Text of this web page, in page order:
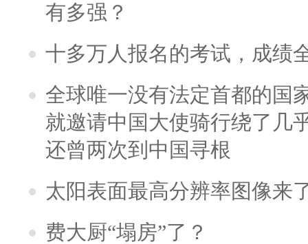
有多强？
十多万人报名的考试，成绩
全球唯一没有法定首都的国
就邀请中国大使骑行绕了几
还曾两次到中国寻根
太阳表面最高分辨率图像来
费大厨“塌房”了？